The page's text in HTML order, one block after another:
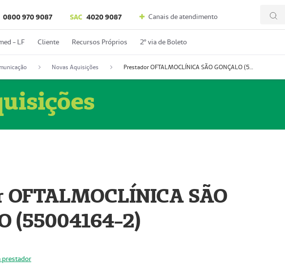
0800 970 9087 SAC 4020 9087 Canais de atendimento
- LF Cliente Recursos Próprios 2º via de Boleto
Novas Aquisições Prestador OFTALMOCLÍNICA SÃO GONÇALO (55004164-2)
OFTALMOCLÍNICA SÃO
(55004164-2)
prestador